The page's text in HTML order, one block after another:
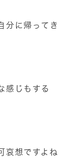
分に帰ってき
感じもする
哀想ですよね